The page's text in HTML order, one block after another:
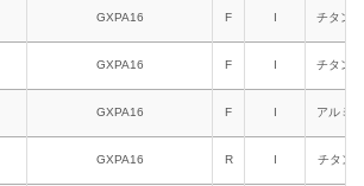
GXPA16 F I チタン
GXPA16 F I チタン
GXPA16 F I アルミ
GXPA16 R I チタン